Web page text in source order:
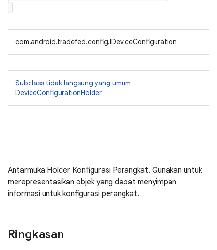
com.android.tradefed.config.IDeviceConfiguration
Subclass tidak langsung yang umum
DeviceConfigurationHolder
Antarmuka Holder Konfigurasi Perangkat. Gunakan untuk
merepresentasikan objek yang dapat menyimpan
informasi untuk konfigurasi perangkat.
Ringkasan